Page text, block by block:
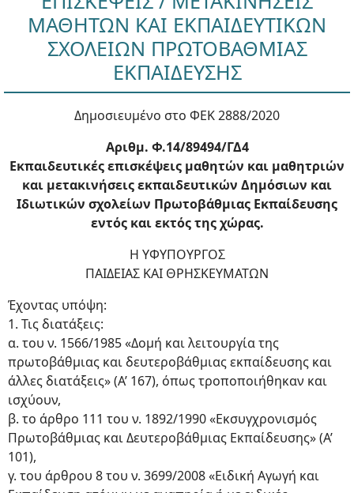
ΜΑΘΗΤΩΝ ΚΑΙ ΕΚΠΑΙΔΕΥΤΙΚΩΝ
ΣΧΟΛΕΙΩΝ ΠΡΩΤΟΒΑΘΜΙΑΣ
ΕΚΠΑΙΔΕΥΣΗΣ
Δημοσιευμένο στο ΦΕΚ 2888/2020
Αριθμ. Φ.14/89494/ΓΔ4
Εκπαιδευτικές επισκέψεις μαθητών και μαθητριών
και μετακινήσεις εκπαιδευτικών Δημόσιων και
Ιδιωτικών σχολείων Πρωτοβάθμιας Εκπαίδευσης
εντός και εκτός της χώρας.
Η ΥΦΥΠΟΥΡΓΟΣ
ΠΑΙΔΕΙΑΣ ΚΑΙ ΘΡΗΣΚΕΥΜΑΤΩΝ
Έχοντας υπόψη:
1. Τις διατάξεις:
α. του ν. 1566/1985 «Δομή και λειτουργία της
πρωτοβάθμιας και δευτεροβάθμιας εκπαίδευσης και
άλλες διατάξεις» (Α’ 167), όπως τροποποιήθηκαν και
ισχύουν,
β. το άρθρο 111 του ν. 1892/1990 «Εκσυγχρονισμός
Πρωτοβάθμιας και Δευτεροβάθμιας Εκπαίδευσης» (Α’
101),
γ. του άρθρου 8 του ν. 3699/2008 «Ειδική Αγωγή και